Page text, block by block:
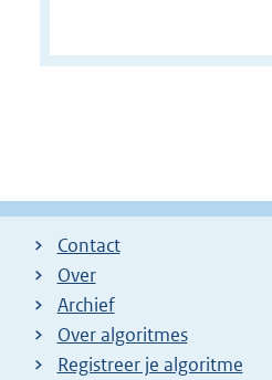
Contact
Over
Archief
Over algoritmes
Registreer je algoritme